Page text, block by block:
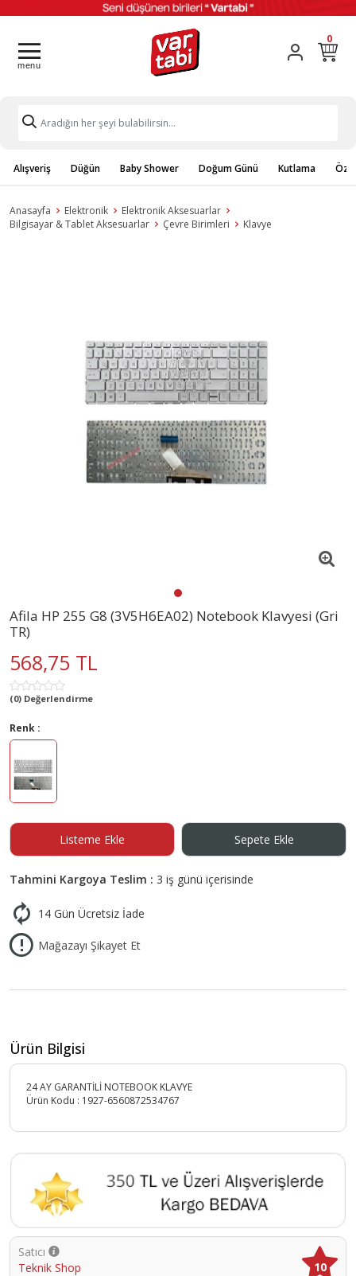
0
Alışveriş Düğün Baby Shower Doğum Günü Kutlama
Anasayfa Elektronik
Elektronik Aksesuarlar
Bilgisayar & Tablet Aksesuarlar
Çevre Birimleri Klavye
Afila HP 255 G8 (3V5H6EA02) Notebook Klavyesi (Gri
TR)
568,75 TL
(0) Değerlendirme
Renk :
Listeme Ekle Sepete Ekle
Tahmini Kargoya Teslim : 3 iş günü içerisinde
14 Gün Ücretsiz İade
Mağazayı Şikayet Et
Ürün Bilgisi
24 AY GARANTİLİ NOTEBOOK KLAVYE
Ürün Kodu : 1927-6560872534767
Satıcı
Teknik Shop
10